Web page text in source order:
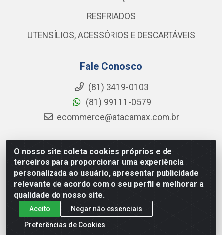
O nosso site coleta cookies próprios e de
terceiros para proporcionar uma experiência
personalizada ao usuário, apresentar publicidade
relevante de acordo com o seu perfil e melhorar a
qualidade do nosso site.
Aceito
Negar não essenciais
Preferências de Cookies
RESFRIADOS
UTENSÍLIOS, ACESSÓRIOS E DESCARTÁVEIS
Fale Conosco
(81) 3419-0103
(81) 99111-0579
ecommerce@atacamax.com.br
Atacamax Importadora de Alimentos LTDA - RODOVIA BR-
101 - SUL, KM 79,60 GP E GALPAO:D - Muribeca, Jaboatão dos
Guararapes - PE, 54355-010 - CNPJ 08.305.623/0001-84